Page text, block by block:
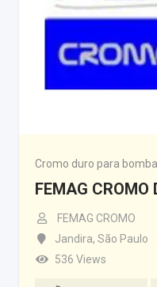
Cromo duro para
FEMAG CROMO
FEMAG CROMO
Jandira, São Paulo
536 Views